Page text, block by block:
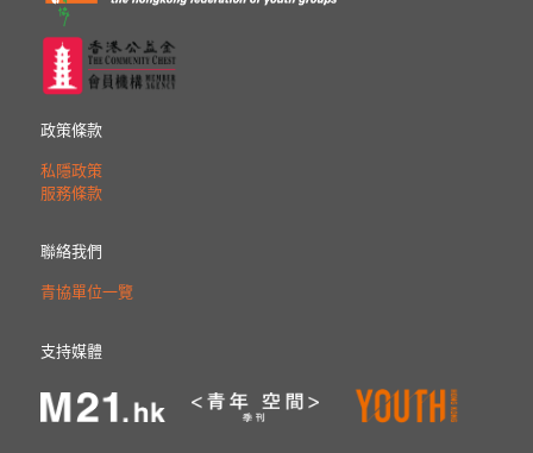
政策條款
私隱政策
服務條款
聯絡我們
青協單位一覽
支持媒體